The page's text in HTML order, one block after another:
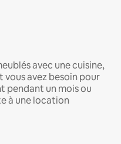
avec une cuisine,
avez besoin pour
pendant un mois ou
à une location